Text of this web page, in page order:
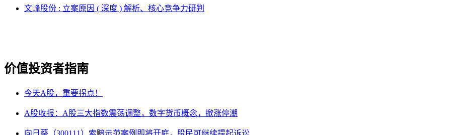
文峰股份 : 立案原因 ( 深度 ) 解析、核心竞争力研判
价值投资者指南
今天A股，重要拐点！
A股收报：A股三大指数震荡调整，数字货币概念，掀涨停潮
向日葵（300111）索赔示范案例即将开庭，股民可继续提起诉讼